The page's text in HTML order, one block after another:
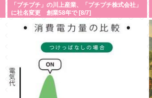
「プチプチ」の川上産業、「プチプチ株式会社」
に社名変更 創業58年で [8/7]